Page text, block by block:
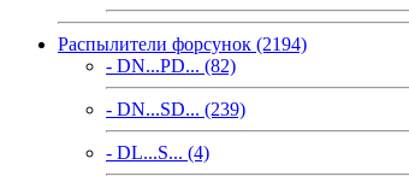
Распылители форсунок (2194)
- DN...PD... (82)
- DN...SD... (239)
- DL...S... (4)